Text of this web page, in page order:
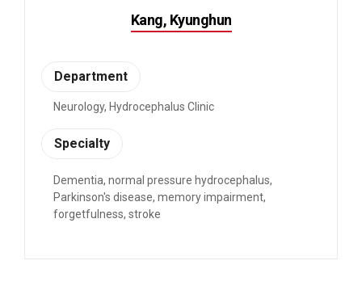
Kang, Kyunghun
Department
Neurology, Hydrocephalus Clinic
Specialty
Dementia, normal pressure hydrocephalus,
Parkinson's disease, memory impairment,
forgetfulness, stroke